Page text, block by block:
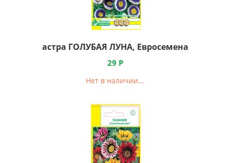
астра ГОЛУБАЯ ЛУНА, Евросемена
29 Р
Нет в наличии...